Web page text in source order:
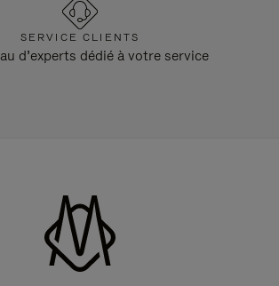
SERVICE CLIENTS
d’experts dédié à votre service